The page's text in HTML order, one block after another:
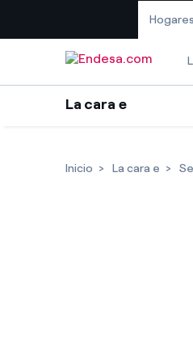
Hogares
La cara e
Inicio La cara e